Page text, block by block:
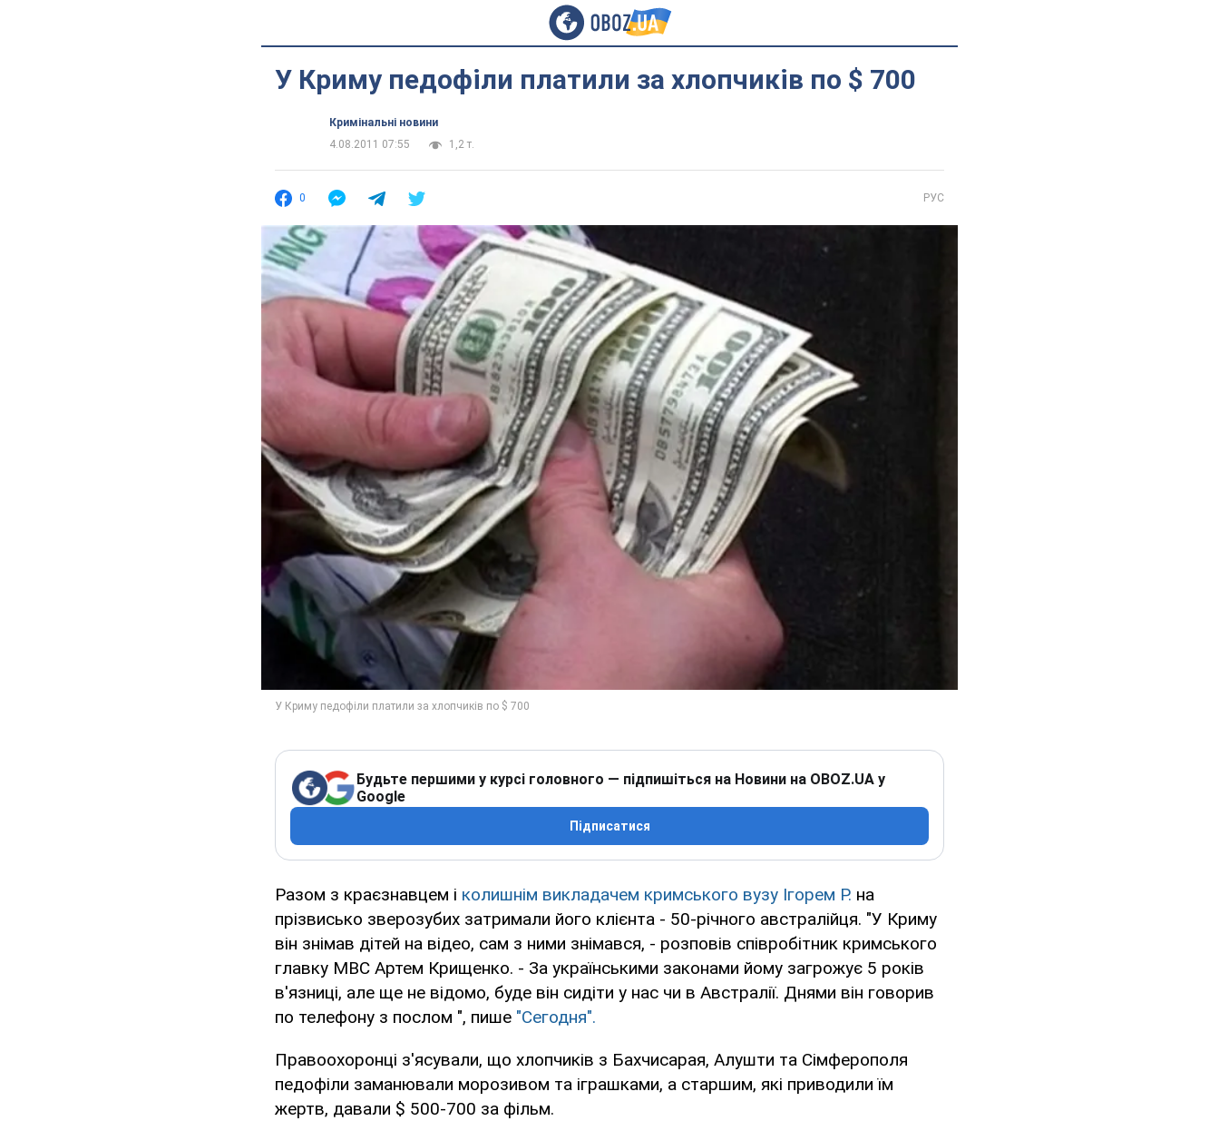
У Криму педофіли платили за хлопчиків по $ 700
Кримінальні новини
4.08.2011 07:55
1,2 т.
0 РУС
Будьте першими у курсі головного — підпишіться на Новини на OBOZ.UA у
Google
Підписатися
Разом з краєзнавцем і колишнім викладачем кримського вузу Ігорем Р. на
прізвисько зверозубих затримали його клієнта - 50-річного австралійця. "У Криму
він знімав дітей на відео, сам з ними знімався, - розповів співробітник кримського
главку МВС Артем Крищенко. - За українськими законами йому загрожує 5 років
в'язниці, але ще не відомо, буде він сидіти у нас чи в Австралії. Днями він говорив
по телефону з послом ", пише "Сегодня".
Правоохоронці з'ясували, що хлопчиків з Бахчисарая, Алушти та Сімферополя
педофіли заманювали морозивом та іграшками, а старшим, які приводили їм
жертв, давали $ 500-700 за фільм.